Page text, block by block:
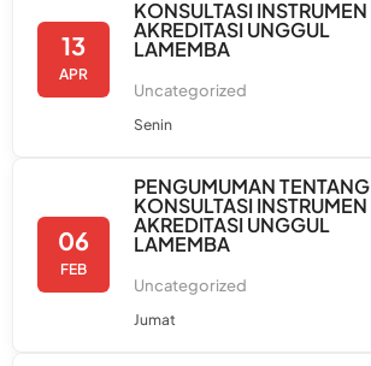
13
APR
KONSULTASI INSTRUMEN
AKREDITASI UNGGUL
LAMEMBA
Uncategorized
Senin
06
FEB
PENGUMUMAN TENTANG
KONSULTASI INSTRUMEN
AKREDITASI UNGGUL
LAMEMBA
Uncategorized
Jumat